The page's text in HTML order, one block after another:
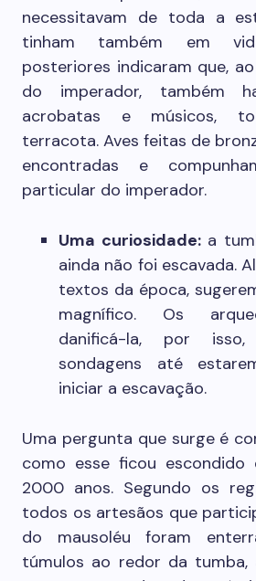
necessitavam de toda a
tinham também em
posteriores indicaram que,
do imperador, também
acrobatas e músicos,
terracota. Aves feitas de
encontradas e
particular do imperador.
Uma curiosidade:a
ainda não foi escavada.
textos da época,
magnífico. Os
danificá-la, por
sondagens até
iniciar a escavação.
Uma pergunta que surge é
como esse ficou escondido
2000 anos. Segundo os
todos os artesãos que
do mausoléu foram
túmulos ao redor da